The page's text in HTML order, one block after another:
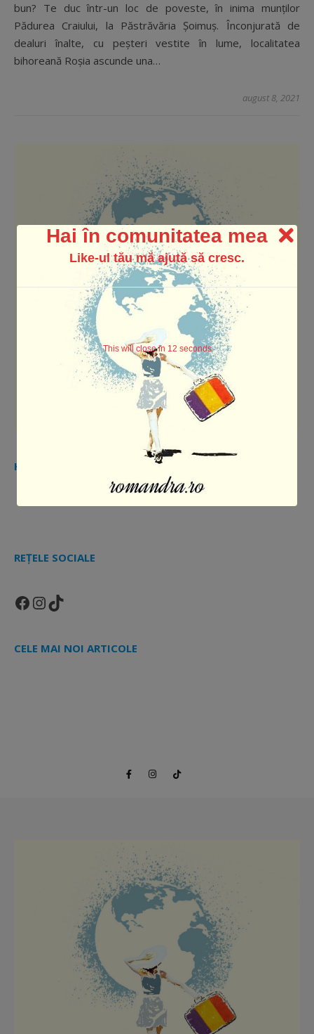
bun? Te duc într-un loc de poveste, în inima munților
Pădurea Craiului, la Păstrăvăria Șoimuș. Înconjurată de
dealuri înalte, cu peşteri vestite în lume, localitatea
bihoreană Roșia ascunde una…
august 8, 2021
HAI ȘI TU ÎN COMUNITATEA MEA
REȚELE SOCIALE
Facebook
Instagram
TikTok
CELE MAI NOI ARTICOLE
Hai în comunitatea mea
Like-ul tău mă ajută să cresc.
This will close in 12 seconds